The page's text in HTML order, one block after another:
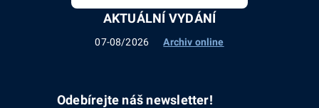
AKTUÁLNÍ VYDÁNÍ
07-08/2026 Archiv online
Odebírejte náš newsletter!